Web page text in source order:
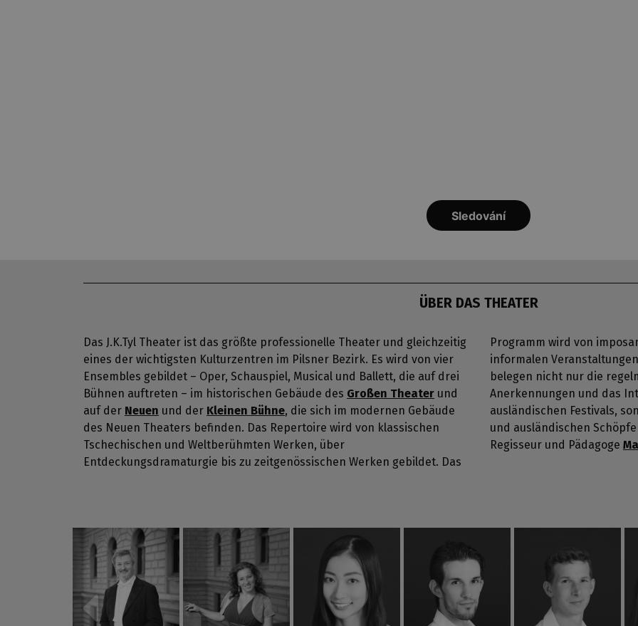
ÜBER DAS THEATER
Das J.K.Tyl Theater ist das größte professionelle Theater und gleichzeitig
eines der wichtigsten Kulturzentren im Pilsner Bezirk. Es wird von vier
Ensembles gebildet – Oper, Schauspiel, Musical und Ballett, die auf drei
Bühnen auftreten – im historischen Gebäude des Großen Theater und
auf der Neuen und der Kleinen Bühne, die sich im modernen Gebäude
des Neuen Theaters befinden. Das Repertoire wird von klassischen
Tschechischen und Weltberühmten Werken, über
Entdeckungsdramaturgie bis zu zeitgenössischen Werken gebildet. Das
Programm wird von
informalen
belegen nicht nur die
Anerkennungen und das
ausländischen Festivals, sondern auch das Gastieren der tschechischen
und ausländischen Schöpfer. Die Theaterleitung hat seit 2014 der
Regisseur und Pädagoge